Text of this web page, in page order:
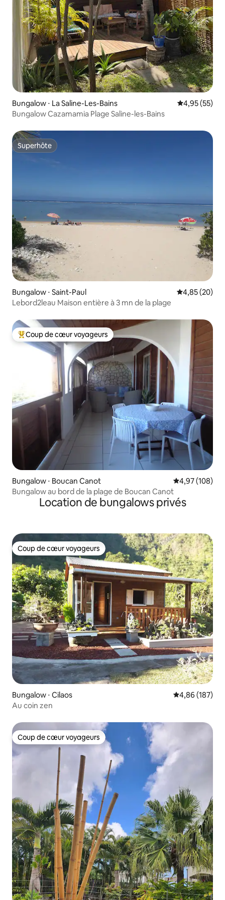
Bungalow ⋅ La Saline-Les-Bains Évaluation
4,95 (55)
Bungalow Cazamamia Plage Saline-les-Bains
Superhôte
Superhôte
Bungalow ⋅ Saint-Paul Évaluation
4,85 (20)
Lebord2leau Maison entière à 3 mn de la plage
Coups de cœur voyageurs les plus appréciés
Coup de cœur voyageurs
Bungalow ⋅ Boucan Canot Évaluation
4,97 (108)
Bungalow au bord de la plage de Boucan Canot
Location de bungalows privés
Coup de cœur voyageurs
Coup de cœur voyageurs
Bungalow ⋅ Cilaos Évaluation
4,86 (187)
Au coin zen
Coup de cœur voyageurs
Coup de cœur voyageurs